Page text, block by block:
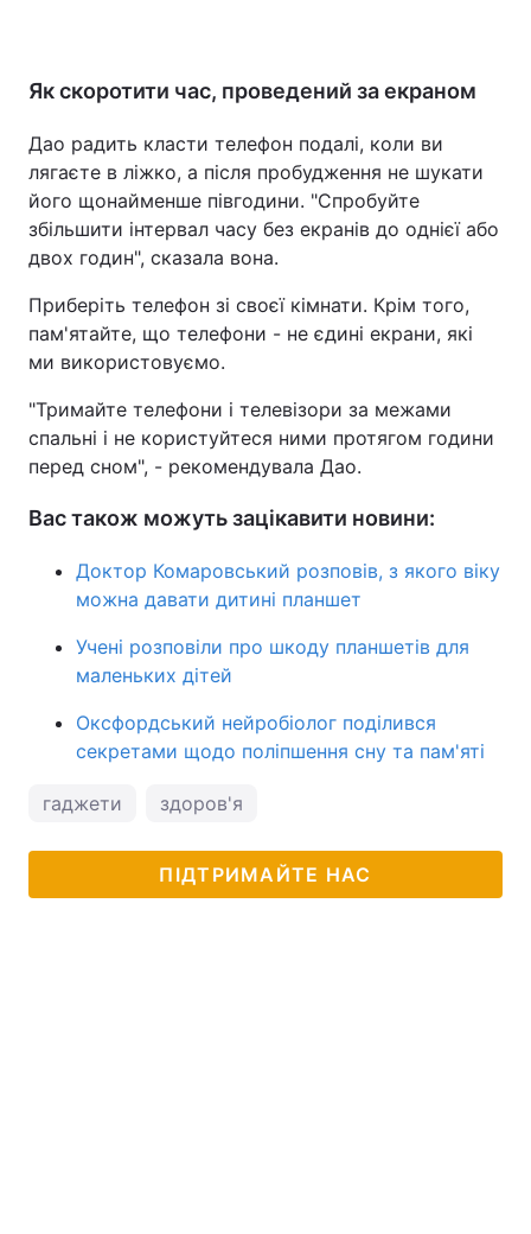
Як скоротити час, проведений за екраном
Дао радить класти телефон подалі, коли ви
лягаєте в ліжко, а після пробудження не шукати
його щонайменше півгодини. "Спробуйте
збільшити інтервал часу без екранів до однієї або
двох годин", сказала вона.
Приберіть телефон зі своєї кімнати. Крім того,
пам'ятайте, що телефони - не єдині екрани, які
ми використовуємо.
"Тримайте телефони і телевізори за межами
спальні і не користуйтеся ними протягом години
перед сном", - рекомендувала Дао.
Вас також можуть зацікавити новини:
Доктор Комаровський розповів, з якого віку
можна давати дитині планшет
Учені розповіли про шкоду планшетів для
маленьких дітей
Оксфордський нейробіолог поділився
секретами щодо поліпшення сну та пам'яті
гаджети здоров'я
ПІДТРИМАЙТЕ НАС